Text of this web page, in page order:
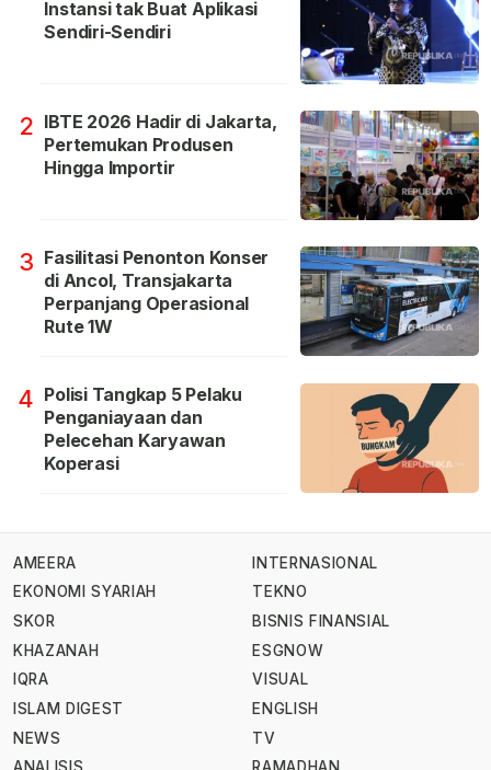
Instansi tak Buat Aplikasi
Sendiri-Sendiri
2 IBTE 2026 Hadir di Jakarta,
Pertemukan Produsen
Hingga Importir
3 Fasilitasi Penonton Konser
di Ancol, Transjakarta
Perpanjang Operasional
Rute 1W
4 Polisi Tangkap 5 Pelaku
Penganiayaan dan
Pelecehan Karyawan
Koperasi
AMEERA
EKONOMI SYARIAH
SKOR
KHAZANAH
IQRA
ISLAM DIGEST
NEWS
INTERNASIONAL
TEKNO
BISNIS FINANSIAL
ESGNOW
VISUAL
ENGLISH
TV